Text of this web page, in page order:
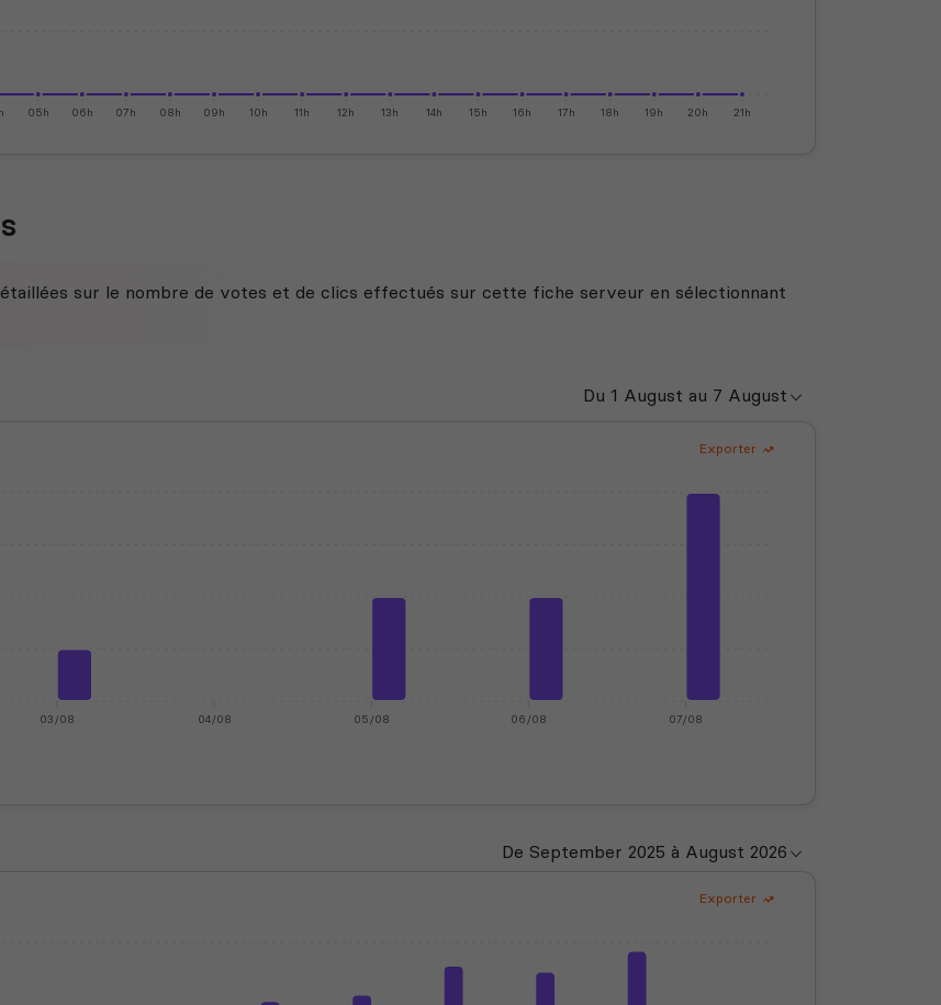
05h 06h 07h 08h 09h 10h 11h 12h 13h 14h 15h 16h 17h 18h 19h 20h 21h
sur le nombre de votes et de clics effectués sur cette fiche serveur en sélectionnant
Exporter
03/08 04/08 05/08 06/08 07/08
Exporter